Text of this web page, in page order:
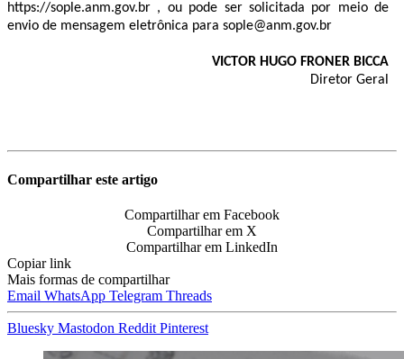
https://sople.anm.gov.br , ou pode ser solicitada por meio de
envio de mensagem eletrônica para sople@anm.gov.br
VICTOR HUGO FRONER BICCA
Diretor Geral
Compartilhar este artigo
Compartilhar em Facebook
Compartilhar em X
Compartilhar em LinkedIn
Copiar link
Mais formas de compartilhar
Email WhatsApp Telegram Threads
Bluesky Mastodon Reddit Pinterest